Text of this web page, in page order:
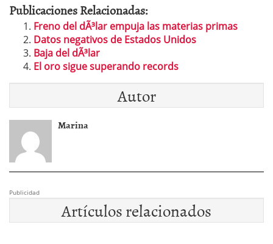
Publicaciones Relacionadas:
Freno del dÃ³lar empuja las materias primas
Datos negativos de Estados Unidos
Baja del dÃ³lar
El oro sigue superando records
Autor
Marina
Publicidad
Artículos relacionados